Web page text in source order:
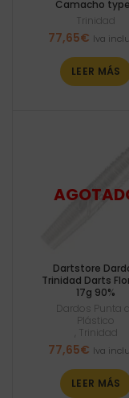
Camacho
Trinidad
77,65€ Iva
LEER MÁS
Dartstore
Trinidad Darts
17g 90%
Dardos Punta
Plástico
Trinidad
77,65€ Iva
LEER MÁS